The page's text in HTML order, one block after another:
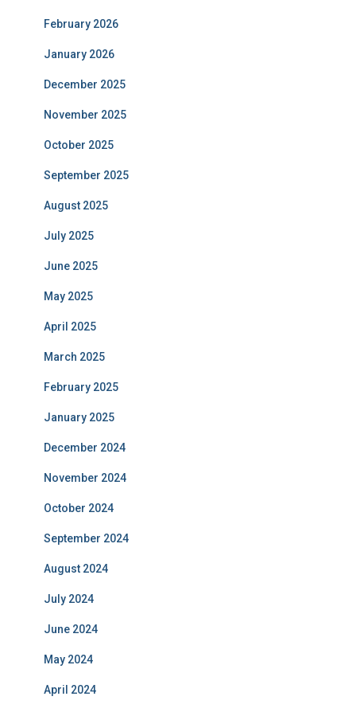
February 2026
January 2026
December 2025
November 2025
October 2025
September 2025
August 2025
July 2025
June 2025
May 2025
April 2025
March 2025
February 2025
January 2025
December 2024
November 2024
October 2024
September 2024
August 2024
July 2024
June 2024
May 2024
April 2024